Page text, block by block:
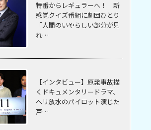
特番からレギュラーへ！ 新
感覚クイズ番組に劇団ひとり
「人間のいやらしい部分が見
れ…
【インタビュー】原発事故描
くドキュメンタリードラマ、
ヘリ放水のパイロット演じた
戸…